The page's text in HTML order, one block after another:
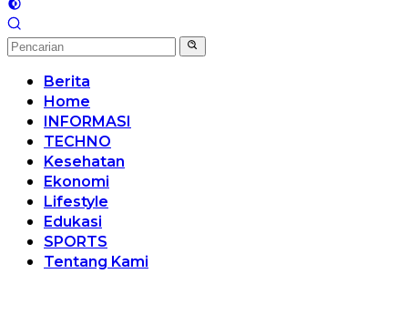
Berita
Home
INFORMASI
TECHNO
Kesehatan
Ekonomi
Lifestyle
Edukasi
SPORTS
Tentang Kami